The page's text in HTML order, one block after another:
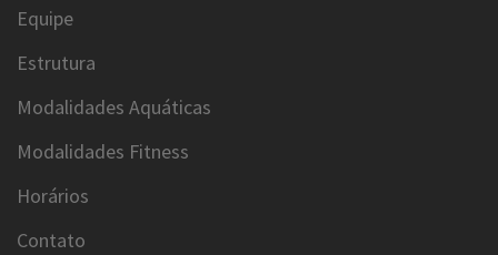
Equipe
Estrutura
Modalidades Aquáticas
Modalidades Fitness
Horários
Contato